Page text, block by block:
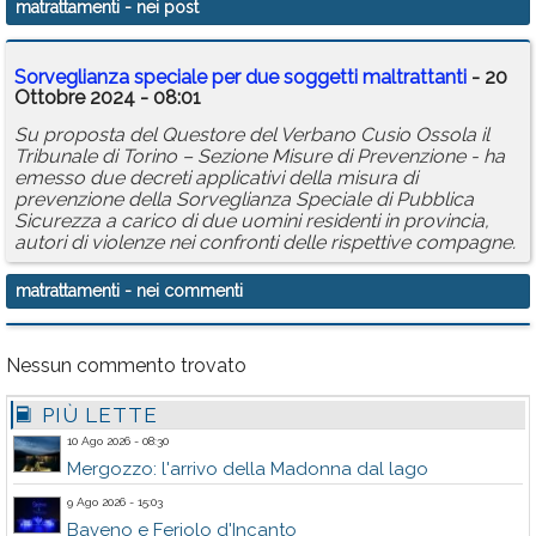
Calendario
Annunci
matrattamenti - nei post
Sorveglianza speciale per due soggetti maltrattanti - 20
Ottobre 2024 - 08:01
Su proposta del Questore del Verbano Cusio Ossola il
Tribunale di Torino – Sezione Misure di Prevenzione - ha
emesso due decreti applicativi della misura di
prevenzione della Sorveglianza Speciale di Pubblica
Sicurezza a carico di due uomini residenti in provincia,
autori di violenze nei confronti delle rispettive compagne.
matrattamenti - nei commenti
Nessun commento trovato
PIÙ LETTE
10 Ago 2026 - 08:30
Mergozzo: l'arrivo della Madonna dal lago
9 Ago 2026 - 15:03
Baveno e Feriolo d'Incanto